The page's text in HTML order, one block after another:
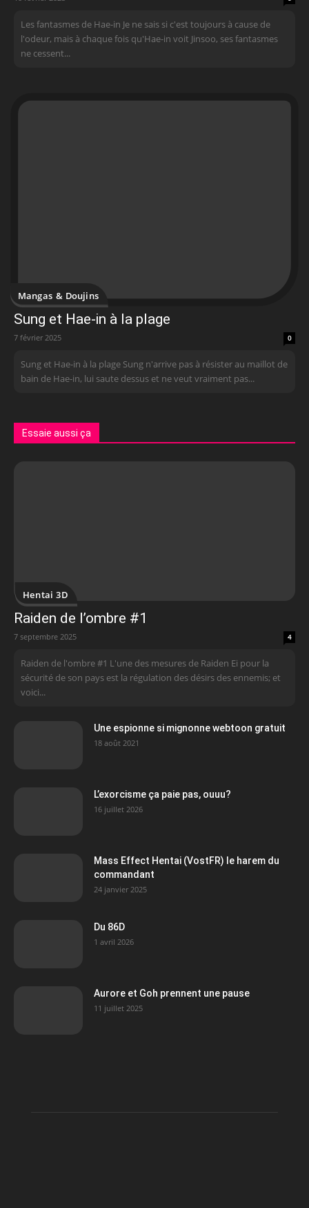
Les fantasmes de Hae-in Je ne sais si c'est toujours à cause de
l'odeur, mais à chaque fois qu'Hae-in voit Jinsoo, ses fantasmes
ne cessent...
Mangas & Doujins
Sung et Hae-in à la plage
7 février 2025 0
Sung et Hae-in à la plage Sung n'arrive pas à résister au maillot de
bain de Hae-in, lui saute dessus et ne veut vraiment pas...
Essaie aussi ça
Hentai 3D
Raiden de l’ombre #1
7 septembre 2025 4
Raiden de l'ombre #1 L'une des mesures de Raiden Ei pour la
sécurité de son pays est la régulation des désirs des ennemis; et
voici...
Une espionne si mignonne webtoon gratuit
18 août 2021
L’exorcisme ça paie pas, ouuu?
16 juillet 2026
Mass Effect Hentai (VostFR) le harem du
commandant
24 janvier 2025
Du 86D
1 avril 2026
Aurore et Goh prennent une pause
11 juillet 2025